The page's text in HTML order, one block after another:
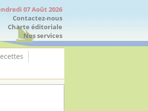
07 Août 2026
Contactez-nous
Charte éditoriale
Nos services